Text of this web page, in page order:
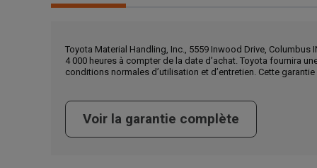
Toyota Material Handling, Inc., 5559 Inwood Drive,
4 000 heures à compter de la date d’achat. Toyota fournira
conditions normales d’utilisation et d’entretien. Cette
Voir la garantie complète